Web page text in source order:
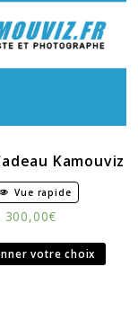
Kamouviz
Vue rapide
300,00€
votre choix